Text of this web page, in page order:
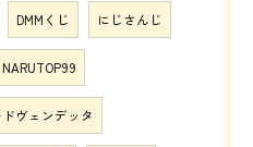
DMMくじ にじさんじ
NARUTOP99
ヴェンデッタ